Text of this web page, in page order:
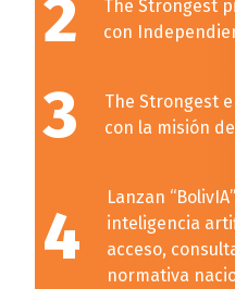
2
The Strongest
con
3
The Strongest
con la misión
4
Lanzan
inteligencia
acceso,
normativa